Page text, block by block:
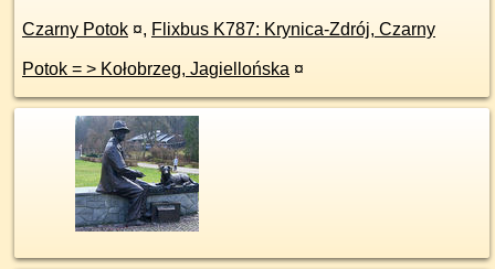
Czarny Potok ¤, Flixbus K787: Krynica-Zdrój, Czarny
Potok = > Kołobrzeg, Jagiellońska ¤